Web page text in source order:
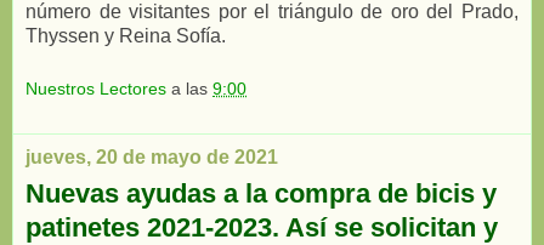
número de visitantes por el triángulo de oro del Prado,
Thyssen y Reina Sofía.
Nuestros Lectores a las 9:00
jueves, 20 de mayo de 2021
Nuevas ayudas a la compra de bicis y
patinetes 2021-2023. Así se solicitan y